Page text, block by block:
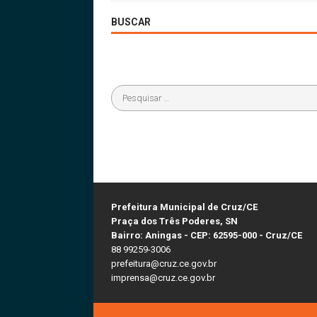
BUSCAR
Prefeitura Municipal de Cruz/CE
Praça dos Três Poderes, SN
Bairro: Aningas - CEP: 62595-000 - Cruz/CE
88 99259-3006
prefeitura@cruz.ce.gov.br
imprensa@cruz.ce.gov.br